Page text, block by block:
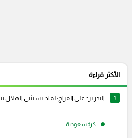
الأكثر قراءة
1 البدر يرد على الفراج: لماذا يستثنى الهلال
كرة سعودية